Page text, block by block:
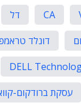
CA דל
דונלד
DELL
עסקת ברודקום-